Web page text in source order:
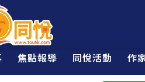
焦點報導 同悅活動 作